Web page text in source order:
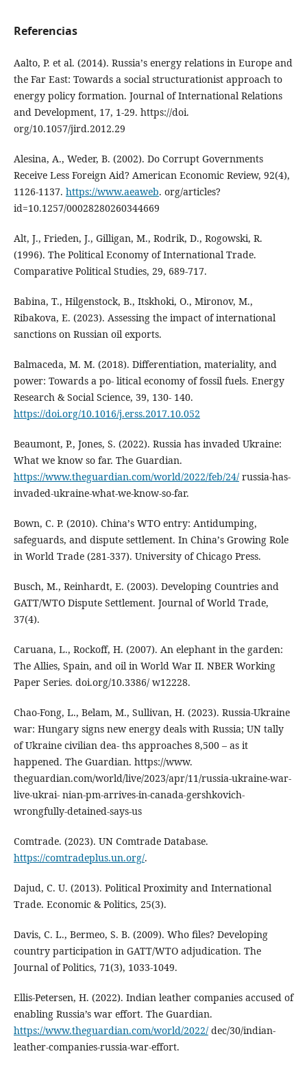
Referencias
Aalto, P. et al. (2014). Russiaʼs energy relations in Europe and
the Far East: Towards a social structurationist approach to
energy policy formation. Journal of International Relations
and Development, 17, 1-29. https://doi.
org/10.1057/jird.2012.29
Alesina, A., Weder, B. (2002). Do Corrupt Governments
Receive Less Foreign Aid? American Economic Review, 92(4),
1126-1137. https://www.aeaweb. org/articles?
id=10.1257/00028280260344669
Alt, J., Frieden, J., Gilligan, M., Rodrik, D., Rogowski, R.
(1996). The Political Economy of International Trade.
Comparative Political Studies, 29, 689-717.
Babina, T., Hilgenstock, B., Itskhoki, O., Mironov, M.,
Ribakova, E. (2023). Assessing the impact of international
sanctions on Russian oil exports.
Balmaceda, M. M. (2018). Differentiation, materiality, and
power: Towards a po- litical economy of fossil fuels. Energy
Research & Social Science, 39, 130- 140.
https://doi.org/10.1016/j.erss.2017.10.052
Beaumont, P., Jones, S. (2022). Russia has invaded Ukraine:
What we know so far. The Guardian.
https://www.theguardian.com/world/2022/feb/24/russia-has-
invaded-ukraine-what-we-know-so-far.
Bown, C. P. (2010). Chinaʼs WTO entry: Antidumping,
safeguards, and dispute settlement. In Chinaʼs Growing Role
in World Trade (281-337). University of Chicago Press.
Busch, M., Reinhardt, E. (2003). Developing Countries and
GATT/WTO Dispute Settlement. Journal of World Trade,
37(4).
Caruana, L., Rockoff, H. (2007). An elephant in the garden:
The Allies, Spain, and oil in World War II. NBER Working
Paper Series. doi.org/10.3386/ w12228.
Chao-Fong, L., Belam, M., Sullivan, H. (2023). Russia-Ukraine
war: Hungary signs new energy deals with Russia; UN tally
of Ukraine civilian dea- ths approaches 8,500 – as it
happened. The Guardian. https://www.
theguardian.com/world/live/2023/apr/11/russia-ukraine-war-
live-ukrai- nian-pm-arrives-in-canada-gershkovich-
wrongfully-detained-says-us
Comtrade. (2023). UN Comtrade Database.
https://comtradeplus.un.org/.
Dajud, C. U. (2013). Political Proximity and International
Trade. Economic & Politics, 25(3).
Davis, C. L., Bermeo, S. B. (2009). Who files? Developing
country participation in GATT/WTO adjudication. The
Journal of Politics, 71(3), 1033-1049.
Ellis-Petersen, H. (2022). Indian leather companies accused of
enabling Russia’s war effort. The Guardian.
https://www.theguardian.com/world/2022/dec/30/indian-
leather-companies-russia-war-effort.